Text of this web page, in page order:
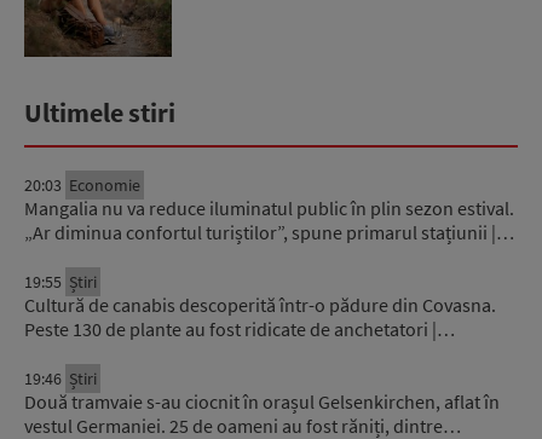
Ultimele stiri
20:03 Economie
Mangalia nu va reduce iluminatul public în plin sezon estival.
„Ar diminua confortul turiștilor”, spune primarul stațiunii |…
19:55 Știri
Cultură de canabis descoperită într-o pădure din Covasna.
Peste 130 de plante au fost ridicate de anchetatori |…
19:46 Știri
Două tramvaie s-au ciocnit în orașul Gelsenkirchen, aflat în
vestul Germaniei. 25 de oameni au fost răniți, dintre…